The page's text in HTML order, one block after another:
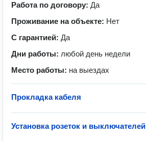
Работа по договору: Да
Проживание на объекте: Нет
С гарантией: Да
Дни работы: любой день недели
Место работы: на выездах
Прокладка кабеля
Установка розеток и выключателей